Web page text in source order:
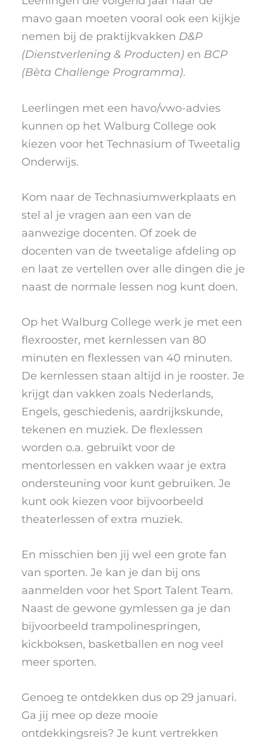
mavo gaan moeten vooral ook een kijkje
nemen bij de praktijkvakken D&P
(Dienstverlening & Producten) en BCP
(Bèta Challenge Programma).
Leerlingen met een havo/vwo-advies
kunnen op het Walburg College ook
kiezen voor het Technasium of Tweetalig
Onderwijs.
Kom naar de Technasiumwerkplaats en
stel al je vragen aan een van de
aanwezige docenten. Of zoek de
docenten van de tweetalige afdeling op
en laat ze vertellen over alle dingen die je
naast de normale lessen nog kunt doen.
Op het Walburg College werk je met een
flexrooster, met kernlessen van 80
minuten en flexlessen van 40 minuten.
De kernlessen staan altijd in je rooster. Je
krijgt dan vakken zoals Nederlands,
Engels, geschiedenis, aardrijkskunde,
tekenen en muziek. De flexlessen
worden o.a. gebruikt voor de
mentorlessen en vakken waar je extra
ondersteuning voor kunt gebruiken. Je
kunt ook kiezen voor bijvoorbeeld
theaterlessen of extra muziek.
En misschien ben jij wel een grote fan
van sporten. Je kan je dan bij ons
aanmelden voor het Sport Talent Team.
Naast de gewone gymlessen ga je dan
bijvoorbeeld trampolinespringen,
kickboksen, basketballen en nog veel
meer sporten.
Genoeg te ontdekken dus op 29 januari.
Ga jij mee op deze mooie
ontdekkingsreis? Je kunt vertrekken